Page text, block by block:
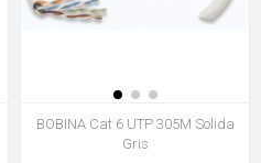
BOBINA Cat 6 UTP 305M Solida
Gris